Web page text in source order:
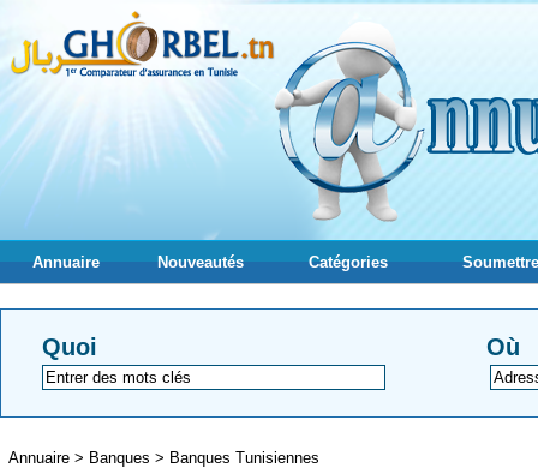
Annuaire Nouveautés Catégories
Quoi Où
Annuaire > Banques > Banques Tunisiennes